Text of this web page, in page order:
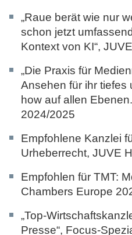
„Raue berät wie nur
schon jetzt
Kontext von KI“,
„Die Praxis für
Ansehen für ihr tiefes
how auf allen
2024/2025
Empfohlene Kanzlei
Urheberrecht, JUVE
Empfohlen für TMT:
Chambers Europe
„Top-
Presse“, Focus-